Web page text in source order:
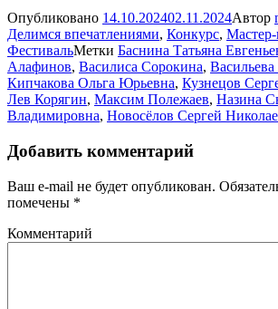
Опубликовано 14.10.202402.11.2024Автор
Делимся впечатлениями, Конкурс, Мастер-
ФестивальМетки Баснина Татьяна
Алафинов, Василиса Сорокина,
Кипчакова Ольга Юрьевна, Кузнецов
Лев Корягин, Максим Полежаев, Назина
Владимировна, Новосёлов Сергей
Добавить комментарий
Ваш e-mail не будет опубликован.
помечены *
Комментарий